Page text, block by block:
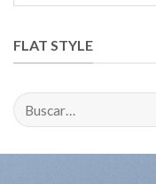
FLAT STYLE